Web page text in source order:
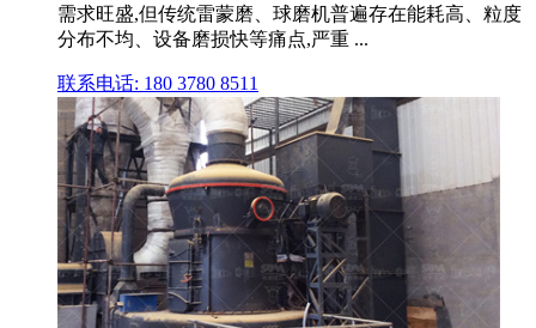
需求旺盛,但传统雷蒙磨、球磨机普遍存在能耗高、粒度
分布不均、设备磨损快等痛点,严重 ...
联系电话: 180 3780 8511